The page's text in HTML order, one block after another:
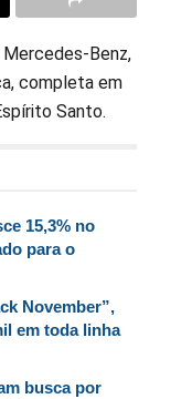
Benz,
completa em
Santo.
15,3% no
para o
November”,
em toda linha
busca por